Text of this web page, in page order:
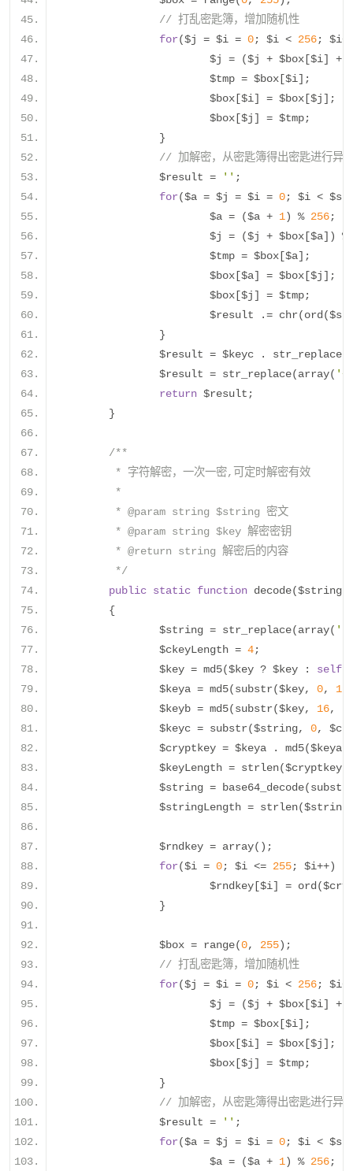
// 打乱密匙簿，增加随机性
for($j = $i = 0; $i < 256; $i
			$j
= ($j + $box[$i] +
			$tmp
= $box[$i];
			$box
[$i] = $box[$j];
			$box
[$j] = $tmp;
}
// 加解密，从密匙簿得出密匙进行异
		$result
= '' ;
for($a = $j = $i = 0; $i <
			$a
= ($a + 1) % 256;
			$j
= ($j + $box[$a])
%
			$tmp
= $box[$a];
			$box
[$a] = $box[$j];
			$box
[$j] = $tmp;
			$result
.= chr(ord(
}
		$result
= $keyc . str_replace(
		$result
= str_replace(array(
return $result ;
}
/**
	 * 字符解密，一次一密,可定时解密有效
	 *
	 * @param string $string 密文
	 * @param string $key 解密密钥
	 * @return string 解密后的内容
	 */
public static function decode($string,
{
		$string
= str_replace(array( '-
		$ckeyLength
= 4;
		$key
= md5($key ? $key : self
		$keya
= md5(substr($key, 0, 16
		$keyb
= md5(substr($key, 16,
		$keyc
= substr($string, 0,
		$cryptkey
= $keya . md5($keya
		$keyLength
= strlen($cryptkey
		$string
= base64_decode(substr
		$stringLength
= strlen($string
		$rndkey
= array();
for($i = 0; $i <= 255; $i++)
			$rndkey
[$i] = ord(
}
		$box
= range(0, 255);
// 打乱密匙簿，增加随机性
for($j = $i = 0; $i < 256; $i
			$j
= ($j + $box[$i] +
			$tmp
= $box[$i];
			$box
[$i] = $box[$j];
			$box
[$j] = $tmp;
}
// 加解密，从密匙簿得出密匙进行异
		$result
= '' ;
for($a = $j = $i = 0; $i <
			$a
= ($a + 1) % 256;